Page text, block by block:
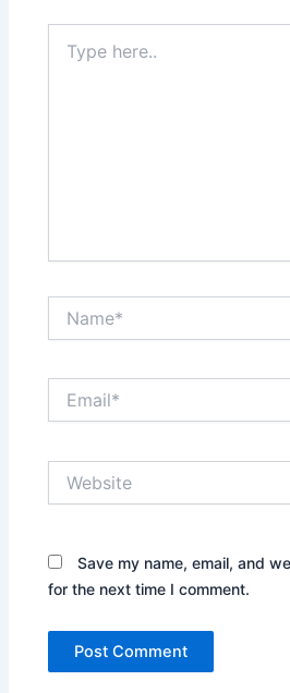
here..
Save my name, email, and
for the next time I comment.